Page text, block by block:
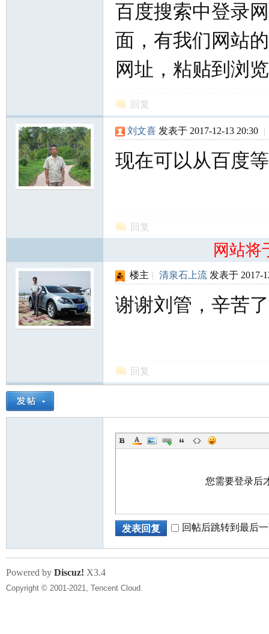
百度搜索中登录
面，有我们网站
网址，粘贴到浏
回复
刘文喜 发表于 2017-12-13 20:30 |
现在可以从百度
回复
网站将
楼主 | 清泉石上流 发表于 2017-
谢谢刘管，辛苦
回复
您需要登录后
发表回复 回帖后跳转到最后
Powered by Discuz! X3.4
Copyright © 2001-2021, Tencent Cloud.